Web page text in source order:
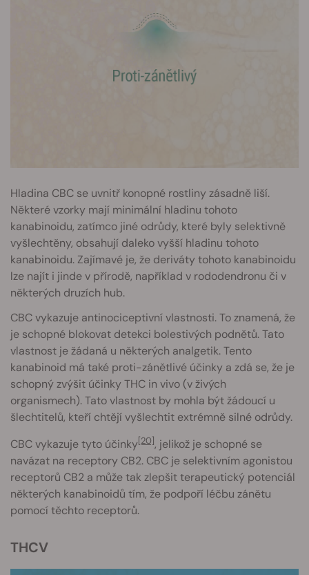
Hladina CBC se uvnitř konopné rostliny zásadně liší.
Některé vzorky mají minimální hladinu tohoto
kanabinoidu, zatímco jiné odrůdy, které byly selektivně
vyšlechtěny, obsahují daleko vyšší hladinu tohoto
kanabinoidu. Zajímavé je, že deriváty tohoto kanabinoidu
lze najít i jinde v přírodě, například v rododendronu či v
některých druzích hub.
CBC vykazuje antinociceptivní vlastnosti. To znamená, že
je schopné blokovat detekci bolestivých podnětů. Tato
vlastnost je žádaná u některých analgetik. Tento
kanabinoid má také proti-zánětlivé účinky a zdá se, že je
schopný zvýšit účinky THC in vivo (v živých
organismech). Tato vlastnost by mohla být žádoucí u
šlechtitelů, kteří chtějí vyšlechtit extrémně silné odrůdy.
CBC vykazuje tyto účinky[20], jelikož je schopné se
navázat na receptory CB2. CBC je selektivním agonistou
receptorů CB2 a může tak zlepšit terapeutický potenciál
některých kanabinoidů tím, že podpoří léčbu zánětu
pomocí těchto receptorů.
THCV